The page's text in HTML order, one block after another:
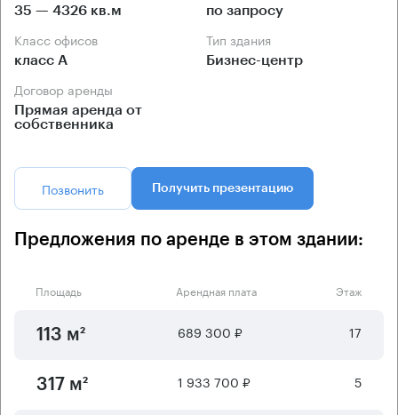
35 — 4326 кв.м по запросу
Класс офисов
класс А
Тип здания
Бизнес-центр
Договор аренды
Прямая аренда от
собственника
Позвонить Получить презентацию
Предложения по аренде в этом здании:
Площадь Арендная плата Этаж
113 м² 689 300 ₽ 17
317 м² 1 933 700 ₽ 5